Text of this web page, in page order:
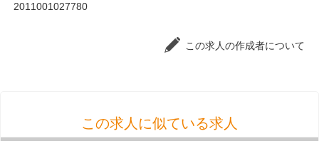
2011001027780
この求人の作成者について
この求人に似ている求人